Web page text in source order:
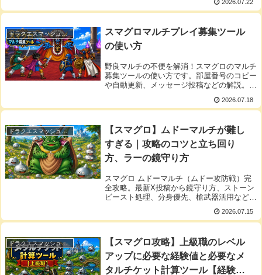
2026.07.22
ドラクエスマッシュグロウ
スマグロマルチプレイ募集ツール
の使い方
野良マルチの不便を解消！スマグロのマルチ
募集ツールの使い方です。部屋番号のコピー
や自動更新、メッセージ投稿などの解説。ス
2026.07.18
ドラクエスマッシュグロウ
【スマグロ】ムドーマルチが難し
すぎる｜攻略のコツと立ち回り
方、ラーの鏡守り方
スマグロ ムドーマルチ（ムドー攻防戦）完
全攻略。最新X投稿から鏡守り方、ストーン
ビースト処理、分身優先、槍武器活用などの
実践コツを詳細解説。チャレンジ難易度や不
具合修正後の注意点もまとめました。2026.07.15
ドラクエスマッシュグロウ
【スマグロ攻略】上級職のレベル
アップに必要な経験値と必要なメ
タルチケット計算ツール【経験値